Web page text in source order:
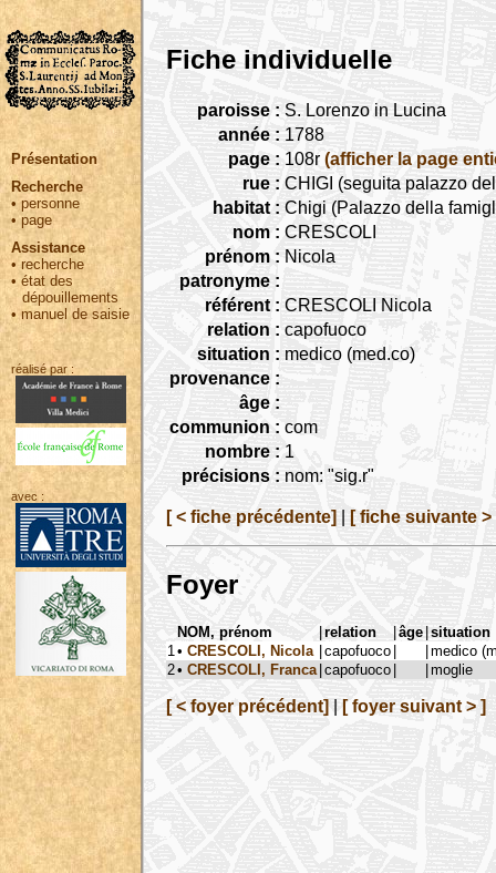
Présentation
Recherche
• personne
•page
Assistance
• recherche
•état des
dépouillements
•manuel de saisie
réalisé par :
avec :
Fiche individuelle
paroisse : S. Lorenzo in Lucina
année : 1788
page : 108r (afficher la page
rue : CHIGI (seguita palazzo
habitat : Chigi (Palazzo della
nom : CRESCOLI
prénom : Nicola
patronyme :
référent : CRESCOLI Nicola
relation : capofuoco
situation : medico (med.co)
provenance :
âge :
communion : com
nombre : 1
précisions : nom: "sig.r"
[ < fiche précédente] [ fiche suivante >
Foyer
NOM, prénom |relation |âge |situation
1 • CRESCOLI, Nicola |capofuoco | |medico
2• CRESCOLI, Franca |capofuoco | |moglie
[ < foyer précédent] [ foyer suivant > ]